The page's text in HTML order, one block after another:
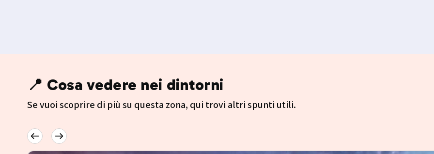
📍 Cosa vedere nei dintorni
Se vuoi scoprire di più su questa zona, qui trovi altri spunti utili.